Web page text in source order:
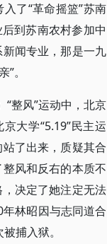
了“革命摇篮”苏南
到苏南农村参加中
闻专业，那是一九
。
整风”运动中，北京
大学“5.19”民主运
了出来，质疑其合
风和反右的本质不
决定了她注定无法
林昭因与志同道合
捕入狱。